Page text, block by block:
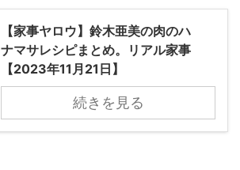
【家事ヤロウ】鈴木亜美の肉のハ
ナマサレシピまとめ。リアル家事
【2023年11月21日】
続きを見る